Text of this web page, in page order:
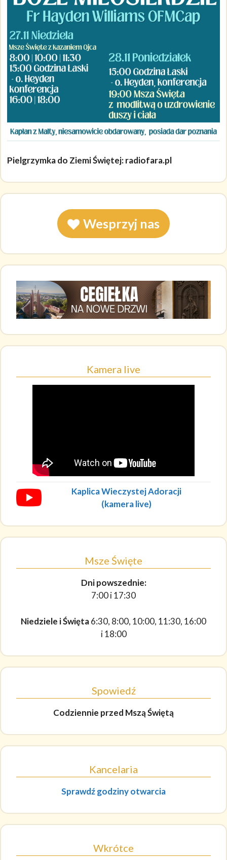
Pielgrzymka do Ziemi Świętej: radiofara.pl
Wesprzyj nas
Kamera live
Kaplica Wieczystej Adoracji
(kamera live)
Msze Święte
Dni powszednie:
7:00 i 17:30
Niedziele i Święta6:30, 8:00, 10:00, 11:30, 16:00
i 18:00
Spowiedź
Codziennie przed Mszą Świętą
Kancelaria
Sprawdź godziny otwarcia
Wkrótce